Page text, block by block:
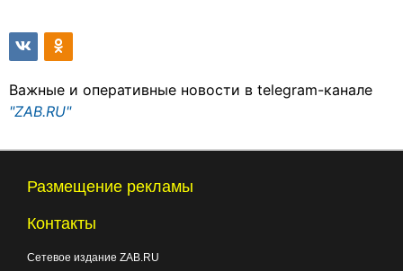
Важные и оперативные новости в telegram-канале
"ZAB.RU"
Размещение рекламы
Контакты
Сетевое издание ZAB.RU